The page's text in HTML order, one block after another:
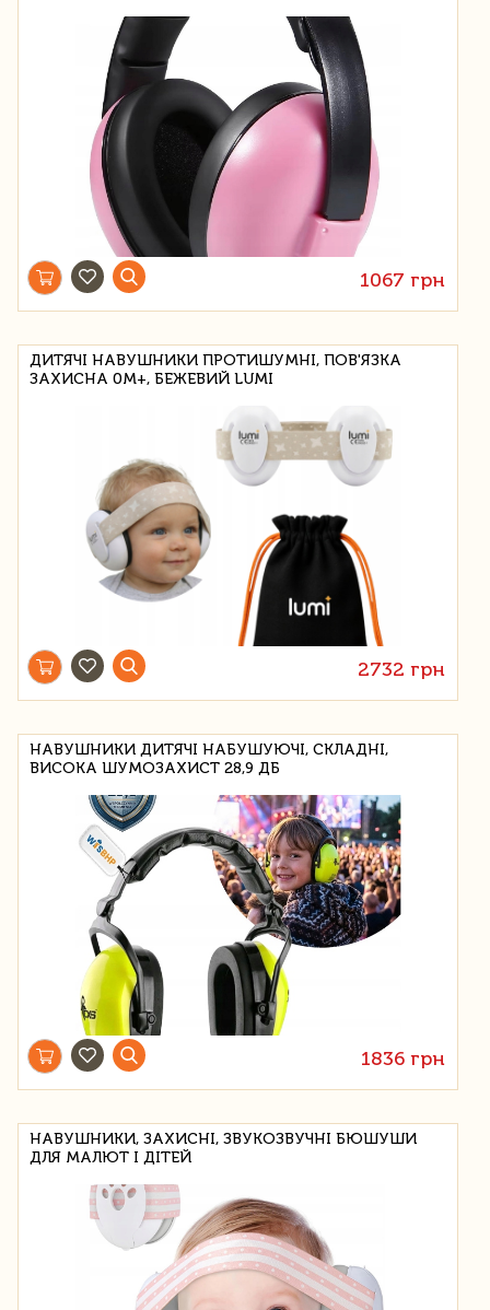
1067 грн
ДИТЯЧІ НАВУШНИКИ ПРОТИШУМНІ, ПОВ'ЯЗКА
ЗАХИСНА 0М+, БЕЖЕВИЙ LUMI
2732 грн
НАВУШНИКИ ДИТЯЧІ НАБУШУЮЧІ, СКЛАДНІ,
ВИСОКА ШУМОЗАХИСТ 28,9 ДБ
1836 грн
НАВУШНИКИ, ЗАХИСНІ, ЗВУКОЗВУЧНІ БЮШУШИ
ДЛЯ МАЛЮТ І ДІТЕЙ